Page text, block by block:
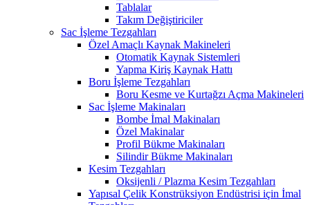
Tablalar
Takım Değiştiriciler
Sac İşleme Tezgahları
Özel Amaçlı Kaynak Makineleri
Otomatik Kaynak Sistemleri
Yapma Kiriş Kaynak Hattı
Boru İşleme Tezgahları
Boru Kesme ve Kurtağzı Açma Makineleri
Sac İşleme Makinaları
Bombe İmal Makinaları
Özel Makinalar
Profil Bükme Makinaları
Silindir Bükme Makinaları
Kesim Tezgahları
Oksijenli / Plazma Kesim Tezgahları
Yapısal Çelik Konstrüksiyon Endüstrisi için İmal